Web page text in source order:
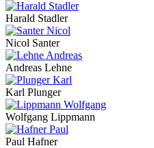
Harald Stadler
Nicol Santer
Andreas Lehne
Karl Plunger
Wolfgang Lippmann
Paul Hafner